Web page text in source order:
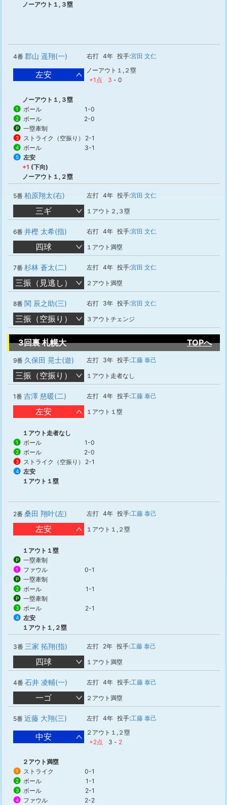
ノーアウト１,３塁
4番 郡山 遥翔(一) 右打 4年 投手:宮田 文仁
左安
ノーアウト１,２塁
+1点
3 - 0
ノーアウト１,３塁
1 ボール 1-0
2 ボール 2-0
P 一塁牽制
3 ストライク（空振り） 2-1
4 ボール 3-1
5
左安
+1 (下向)
ノーアウト１,２塁
5番 柏原翔太(右) 左打 4年 投手:宮田 文仁
三ギ １アウト２,３塁
6番 井樫 太希(指) 右打 4年 投手:宮田 文仁
四球 １アウト満塁
7番 杉林 蒼太(二) 左打 4年 投手:宮田 文仁
三振（見逃し） ２アウト満塁
8番 関 辰之助(三) 右打 3年 投手:宮田 文仁
三振（空振り） ３アウトチェンジ
3回裏 札幌大 TOPへ
9番 久保田 晃士(遊) 左打 3年 投手:工藤 泰己
三振（空振り） １アウト走者なし
1番 吉澤 慈暖(二) 左打 4年 投手:工藤 泰己
左安 １アウト１塁
１アウト走者なし
1 ボール 1-0
2 ボール 2-0
3 ストライク（空振り） 2-1
4
左安
１アウト１塁
2番 桑田 翔叶(左) 左打 4年 投手:工藤 泰己
左安 １アウト１,２塁
１アウト１塁
P 一塁牽制
1 ファウル 0-1
P 一塁牽制
2 ボール 1-1
P 一塁牽制
3 ボール 2-1
4
左安
１アウト１,２塁
3番 三家 拓翔(指) 左打 2年 投手:工藤 泰己
四球 １アウト満塁
4番 石井 凌輔(一) 左打 4年 投手:工藤 泰己
一ゴ ２アウト満塁
5番 近藤 大翔(三) 左打 4年 投手:工藤 泰己
中安
２アウト１,２塁
+2点
3 - 2
２アウト満塁
1 ストライク 0-1
2 ボール 1-1
3 ボール 2-1
4 ファウル 2-2